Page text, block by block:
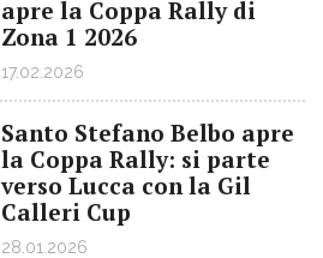
apre la Coppa Rally di
Zona 1 2026
17.02.2026
Santo Stefano Belbo apre
la Coppa Rally: si parte
verso Lucca con la Gil
Calleri Cup
28.01.2026